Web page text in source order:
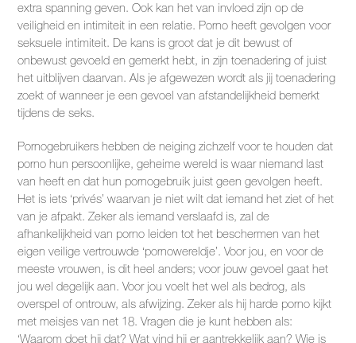
extra spanning geven. Ook kan het van invloed zijn op de
veiligheid en intimiteit in een relatie. Porno heeft gevolgen voor
seksuele intimiteit. De kans is groot dat je dit bewust of
onbewust gevoeld en gemerkt hebt, in zijn toenadering of juist
het uitblijven daarvan. Als je afgewezen wordt als jij toenadering
zoekt of wanneer je een gevoel van afstandelijkheid bemerkt
tijdens de seks.
Pornogebruikers hebben de neiging zichzelf voor te houden dat
porno hun persoonlijke, geheime wereld is waar niemand last
van heeft en dat hun pornogebruik juist geen gevolgen heeft.
Het is iets ‘privés’ waarvan je niet wilt dat iemand het ziet of het
van je afpakt. Zeker als iemand verslaafd is, zal de
afhankelijkheid van porno leiden tot het beschermen van het
eigen veilige vertrouwde ‘pornowereldje’. Voor jou, en voor de
meeste vrouwen, is dit heel anders; voor jouw gevoel gaat het
jou wel degelijk aan. Voor jou voelt het wel als bedrog, als
overspel of ontrouw, als afwijzing. Zeker als hij harde porno kijkt
met meisjes van net 18. Vragen die je kunt hebben als:
‘Waarom doet hij dat? Wat vind hij er aantrekkelijk aan? Wie is